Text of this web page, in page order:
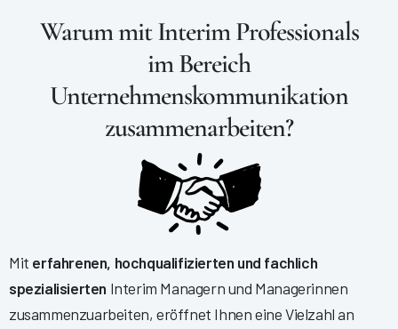
Warum mit Interim Professionals
im Bereich
Unternehmenskommunikation
zusammenarbeiten?
Mit erfahrenen, hochqualifizierten und fachlich
spezialisierten Interim Managern und Managerinnen
zusammenzuarbeiten, eröffnet Ihnen eine Vielzahl an